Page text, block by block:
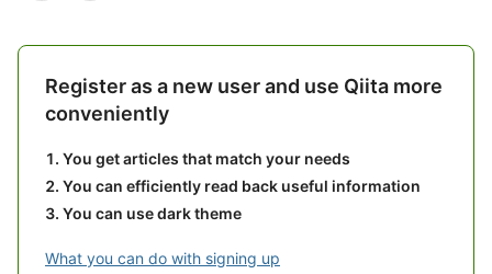
Register as a new user and use Qiita more
conveniently
You get articles that match your needs
You can efficiently read back useful information
You can use dark theme
What you can do with signing up